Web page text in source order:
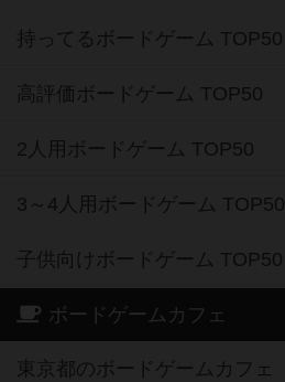
持ってるボードゲーム TOP50
高評価ボードゲーム TOP50
2人用ボードゲーム TOP50
3～4人用ボードゲーム TOP50
子供向けボードゲーム TOP50
ボードゲームカフェ
東京都のボードゲームカフェ